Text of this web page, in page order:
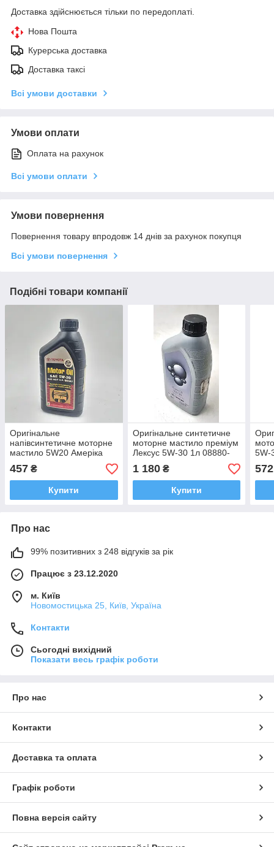
Доставка здійснюється тільки по передоплаті.
Нова Пошта
Курерська доставка
Доставка таксі
Всі умови доставки
Умови оплати
Оплата на рахунок
Всі умови оплати
Умови повернення
Повернення товару впродовж 14 днів за рахунок покупця
Всі умови повернення
Подібні товари компанії
Оригінальне
напівсинтетичне моторне
мастило 5W20 Амеріка
0.946 л. 00279-1QT20
457 ₴
Купити
Оригінальне синтетичне
моторне мастило преміум
Лексус 5W-30 1л 08880-
83050
1 180₴
Купити
5W-
572
Про нас
99% позитивних з 248 відгуків за рік
Працює з 23.12.2020
м. Київ
Новомостицька 25, Київ, Україна
Контакти
Сьогодні вихідний
Показати весь графік роботи
Про нас
Контакти
Доставка та оплата
Графік роботи
Повна версія сайту